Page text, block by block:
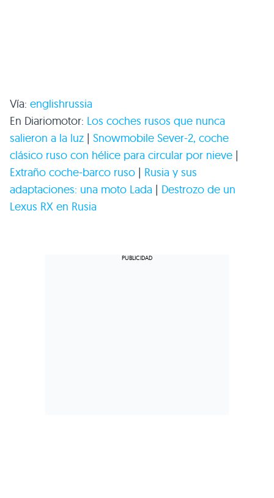
Vía: englishrussia
En Diariomotor: Los coches rusos que nunca
salieron a la luz | Snowmobile Sever-2, coche
clásico ruso con hélice para circular por nieve |
Extraño coche-barco ruso | Rusia y sus
adaptaciones: una moto Lada | Destrozo de un
Lexus RX en Rusia